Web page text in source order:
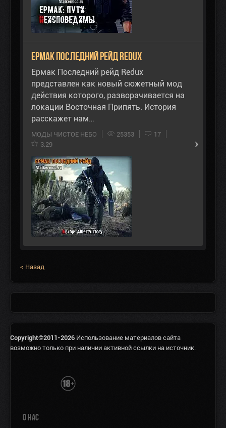
Ермак Последний Рейд Redux
Ермак Последний рейд Redux
представлен как новый сюжетный мод
действия которого, разворачивается на
локации Восточная Припять. История
расскажет нам…
МОДЫ ЧИСТОЕ НЕБО 25353
17
3.29
< Назад
Copyright©2011-2026 Использование материалов сайта
возможно только при наличии активной ссылки на источник.
О НАС